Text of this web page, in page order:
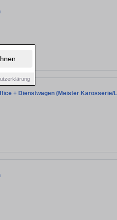
+ Dienstwagen (Meister Karosserie/